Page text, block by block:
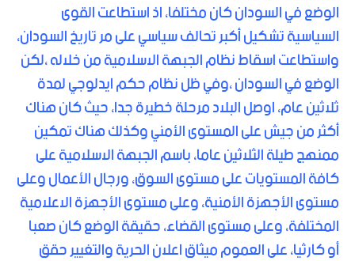
الوضع في السودان كان مختلفا، اذ استطاعت القوى
السياسية تشكيل أكبر تحالف سياسي على مر تاريخ السودان،
واستطاعت اسقاط نظام الجبهة الاسلامية من خلاله ،لكن
الوضع في السودان ،وفي ظل نظام حكم ايدلوجي لمدة
ثلاثين عام، اوصل البلاد مرحلة خطيرة جدا، حيث كان هناك
أكثر من جيش على المستوى الأمني وكذلك هناك تمكين
ممنهج طيلة الثلاثين عاما، باسم الجبهة الاسلامية على
كافة المستويات على مستوى السوق، ورجال الأعمال وعلى
مستوى الأجهزة الأمنية، وعلى مستوى الأجهزة الاعلامية
المختلفة، وعلى مستوى القضاء، حقيقة الوضع كان صعبا
أو كارثيا، على العموم ميثاق اعلان الحرية والتغيير حقق